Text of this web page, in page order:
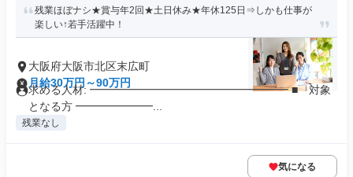
残業ほぼナシ★賞与年2回★土日休み★年休125日⇒しかも仕事が
楽しい↑若手活躍中！
大阪府大阪市北区末広町
月給30万円～90万円
求める人材: ━━━━━━━━━━━━━━━━━━ ■ 対象
となる方 ━━━━━━━...
残業なし
気になる